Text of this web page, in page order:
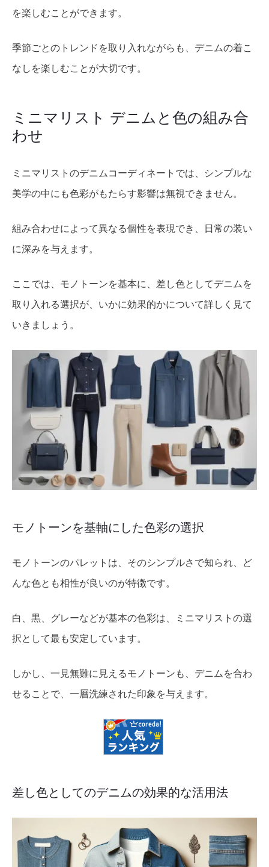
を楽しむことができます。
季節ごとのトレンドを取り入れながらも、デニムの着こ
なしを楽しむことが大切です。
ミニマリスト デニムと色の組み合
わせ
ミニマリストのデニムコーディネートでは、シンプルな
美学の中にも色彩がもたらす影響は無視できません。
組み合わせによって異なる個性を表現でき、日常の装い
に深みを与えます。
ここでは、モノトーンを基本に、差し色としてデニムを
取り入れる選択が、いかに効果的かについて詳しく見て
いきましょう。
モノトーンを基軸にした色彩の選択
モノトーンのパレットは、そのシンプルさで知られ、ど
んな色とも相性が良いのが特徴です。
白、黒、グレーなどが基本の色彩は、ミニマリストの選
択として最も安定しています。
しかし、一見無難に見えるモノトーンも、デニムを合わ
せることで、一層洗練された印象を与えます。
差し色としてのデニムの効果的な活用法